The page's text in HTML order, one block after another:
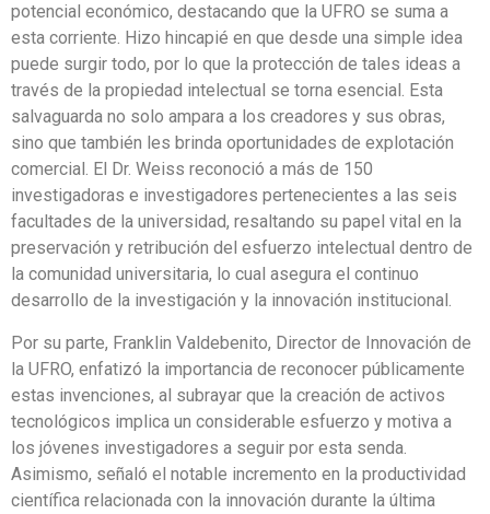
potencial económico, destacando que la UFRO se suma a
esta corriente. Hizo hincapié en que desde una simple idea
puede surgir todo, por lo que la protección de tales ideas a
través de la propiedad intelectual se torna esencial. Esta
salvaguarda no solo ampara a los creadores y sus obras,
sino que también les brinda oportunidades de explotación
comercial. El Dr. Weiss reconoció a más de 150
investigadoras e investigadores pertenecientes a las seis
facultades de la universidad, resaltando su papel vital en la
preservación y retribución del esfuerzo intelectual dentro de
la comunidad universitaria, lo cual asegura el continuo
desarrollo de la investigación y la innovación institucional.
Por su parte, Franklin Valdebenito, Director de Innovación de
la UFRO, enfatizó la importancia de reconocer públicamente
estas invenciones, al subrayar que la creación de activos
tecnológicos implica un considerable esfuerzo y motiva a
los jóvenes investigadores a seguir por esta senda.
Asimismo, señaló el notable incremento en la productividad
científica relacionada con la innovación durante la última